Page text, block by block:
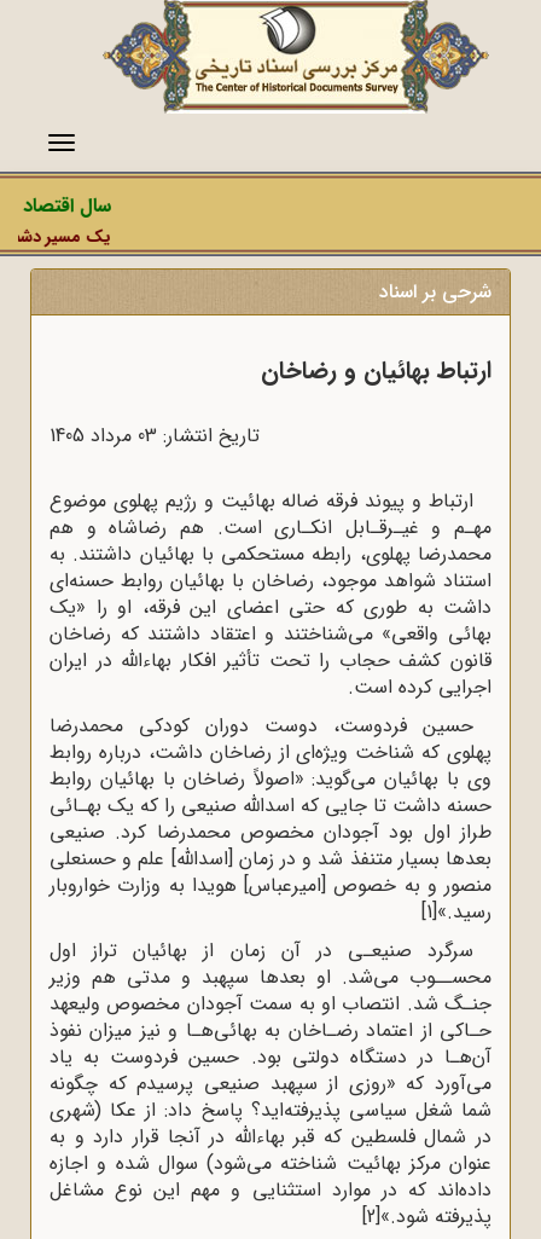
منو
سال اقتصاد
یک مسیر
شرحی بر اسناد
ارتباط بهائیان و رضاخان
تاریخ انتشار: 03 مرداد 1405
ارتباط و پیوند فرقه ضاله بهائیت و رژیم پهلوی موضوع
مهـم و غیـرقـابل انکـاری است. هم رضاشاه و هم
محمدرضا پهلوی، رابطه مستحکمی با بهائیان داشتند. به
استناد شواهد موجود، رضاخان با بهائیان روابط حسنه‌ای
داشت به ‌طوری که حتی اعضای این فرقه، او را «یک
بهائی واقعی» می‌شناختند و اعتقاد داشتند که رضاخان
قانون کشف حجاب را تحت تأثیر افکار بهاءالله در ایران
اجرایی کرده است.
حسین فردوست، دوست دوران کودکی محمدرضا
پهلوی که شناخت ویژه‌ای از رضاخان داشت، درباره روابط
وی با بهائیان می‌گوید: «اصولاً رضاخان با بهائیان روابط
حسنه داشت تا جایی که اسدالله صنیعی را که یک بهـائی
طراز اول بود آجودان مخصوص محمدرضا کرد. صنیعی
بعدها بسیار متنفذ شد و در زمان [اسدالله] علم و حسنعلی
منصور و به خصوص [امیرعباس] هویدا به وزارت خواروبار
رسید.»[1]
سرگرد صنیعـی در آن زمان از بهائیان تراز اول
محســوب می‌شد. او بعدها سپهبد و مدتی هم وزیر
جنـگ شد. انتصاب او به سمت آجودان مخصوص ولیعهد
حـاکی از اعتماد رضـاخان به بهائی‌هـا و نیز میزان نفوذ
آن‌هـا در دستگاه دولتی بود. حسین فردوست به یاد
می‌آورد که «روزی از سپهبد صنیعی پرسیدم که چگونه
شما شغل سیاسی پذیرفته‌اید؟ پاسخ داد: از عکا (شهری
در شمال فلسطین که قبر بهاءالله در آنجا قرار دارد و به
عنوان مرکز بهائیت شناخته می‌شود) سوال شده و اجازه
داده‌اند که در موارد استثنایی و مهم این نوع مشاغل
پذیرفته شود.»[2]